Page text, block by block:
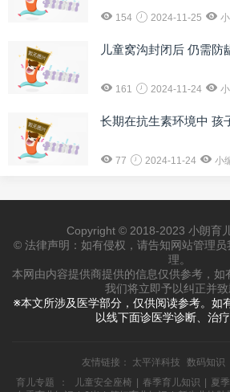
154 2024-11-25
儿童窝沟封闭后 仍需防
161 2024-11-24
长期在抗生素环境中 孩
77 2024-11-24 小
Copyright © 2018-2023 小朗育
© 法律声明：如有侵权，请告知网站管理
理。
本网由内容提供商提供的信息仅供参考，如
我们将立即予以纠正并致
※本文所涉及医学部分，仅供阅读参考。如
以线下面诊医学诊断、治疗
友情链接： 太平洋科技 数码知识
育儿专题
： 儿童安全座椅 | 春季育儿知识 | 夏